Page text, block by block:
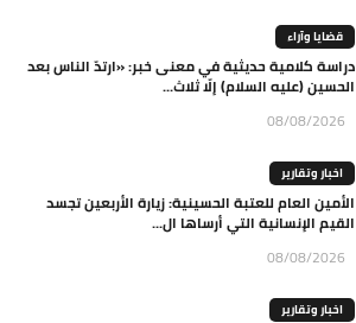
قضايا وآراء
دراسة كلامية حديثية في معنى خبر: «ارتدّ الناس بعد
الحسين (عليه السلام) إلّا ثلاث...
08/08/2026
اخبار وتقارير
الأمين العام للعتبة الحسينية: زيارة الأربعين تجسد
القيم الإنسانية التي أرساها ال...
08/08/2026
اخبار وتقارير